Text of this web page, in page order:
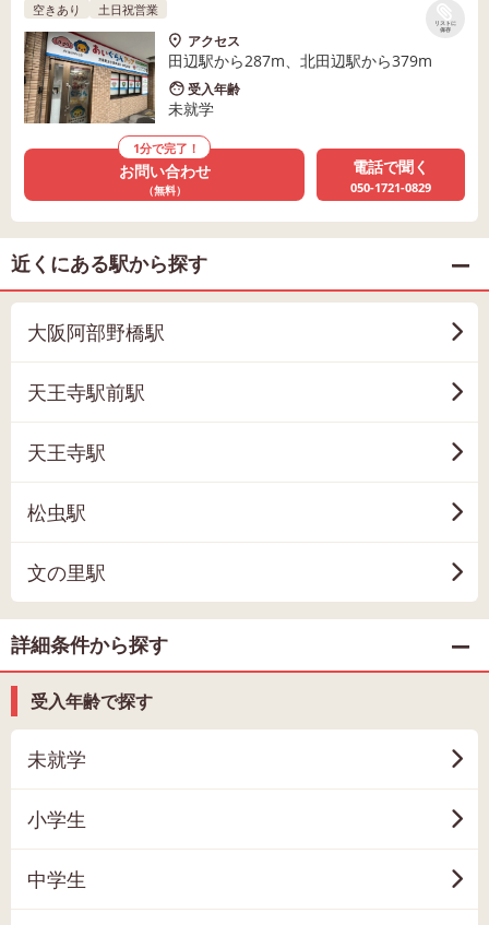
リストに
保存
空きあり 土日祝営業
アクセス
田辺駅から287m、北田辺駅から379m
受入年齢
未就学
1分で完了！
お問い合わせ
（無料）
電話で聞く
050-1721-0829
近くにある駅から探す
大阪阿部野橋駅
天王寺駅前駅
天王寺駅
松虫駅
文の里駅
詳細条件から探す
受入年齢で探す
未就学
小学生
中学生